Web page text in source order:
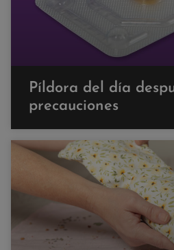
Píldora del día
precauciones